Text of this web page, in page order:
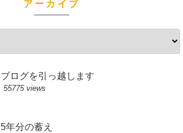
アーカイブ
ブログを引っ越します
55775 views
5年分の蓄え